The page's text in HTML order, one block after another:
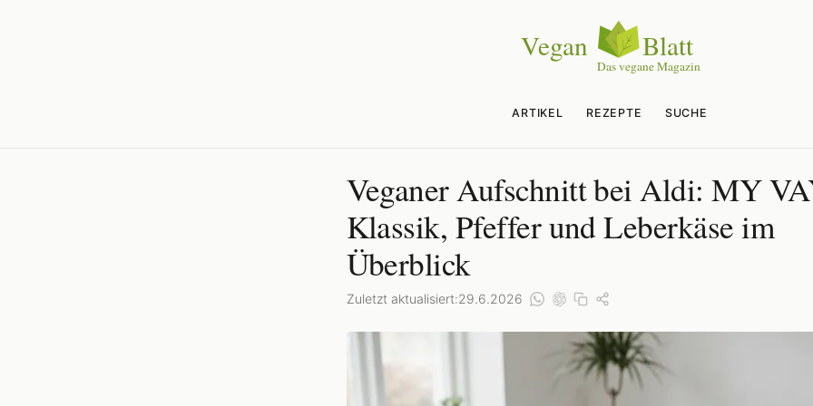
ARTIKEL REZEPTE SUCHE
Veganer Aufschnitt bei Aldi: MY
Klassik, Pfeffer und Leberkäse im
Überblick
Zuletzt aktualisiert:29.6.2026